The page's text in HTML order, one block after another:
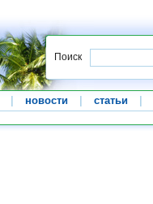
Поиск
новости статьи